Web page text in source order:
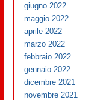
giugno 2022
maggio 2022
aprile 2022
marzo 2022
febbraio 2022
gennaio 2022
dicembre 2021
novembre 2021